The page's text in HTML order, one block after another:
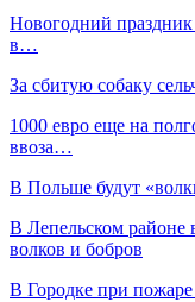
Новогодний
в…
За сбитую собаку
1000 евро еще на
ввоза…
В Польше будут
В Лепельском районе
волков и бобров
В Городке при